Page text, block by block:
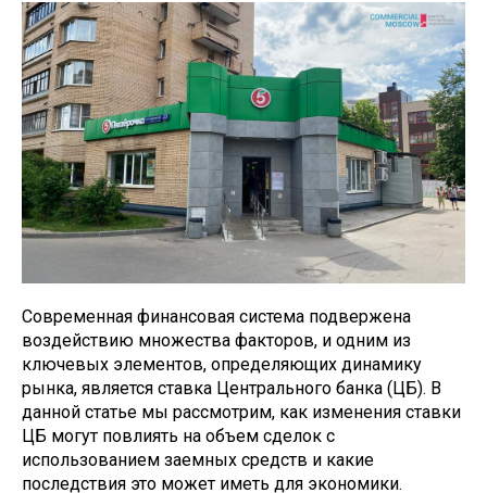
Современная финансовая система подвержена
воздействию множества факторов, и одним из
ключевых элементов, определяющих динамику
рынка, является ставка Центрального банка (ЦБ). В
данной статье мы рассмотрим, как изменения ставки
ЦБ могут повлиять на объем сделок с
использованием заемных средств и какие
последствия это может иметь для экономики.